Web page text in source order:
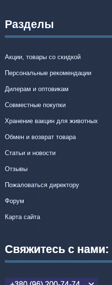
Разделы
Акции, товары со скидкой
Персональные рекомендации
Дилерам и оптовикам
Совместные покупки
Хранение вакцин для животных
Обмен и возврат товара
Статьи и новости
Отзывы
Пожаловаться директору
Форум
Карта сайта
Свяжитесь с нами: